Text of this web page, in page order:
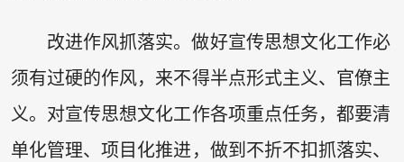
改进作风抓落实。做好宣传思想文化工作必
须有过硬的作风，来不得半点形式主义、官僚主
义。对宣传思想文化工作各项重点任务，都要清
单化管理、项目化推进，做到不折不扣抓落实、